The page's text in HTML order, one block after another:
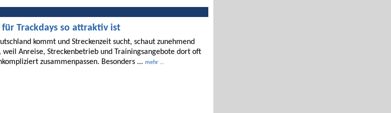
Trackdays so attraktiv ist
kommt und Streckenzeit sucht, schaut zunehmend
weil Anreise, Streckenbetrieb und Trainingsangebote dort oft
zusammenpassen. Besonders ... mehr ...